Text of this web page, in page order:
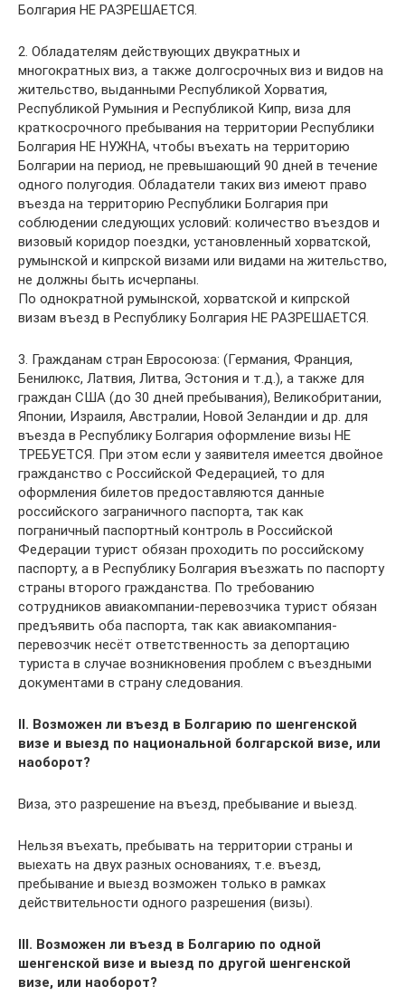
Болгария НЕ РАЗРЕШАЕТСЯ.
2. Обладателям действующих двукратных и
многократных виз, а также долгосрочных виз и видов на
жительство, выданными Республикой Хорватия,
Республикой Румыния и Республикой Кипр, виза для
краткосрочного пребывания на территории Республики
Болгария НЕ НУЖНА, чтобы въехать на территорию
Болгарии на период, не превышающий 90 дней в течение
одного полугодия. Обладатели таких виз имеют право
въезда на территорию Республики Болгария при
соблюдении следующих условий: количество въездов и
визовый коридор поездки, установленный хорватской,
румынской и кипрской визами или видами на жительство,
не должны быть исчерпаны.
По однократной румынской, хорватской и кипрской
визам въезд в Республику Болгария НЕ РАЗРЕШАЕТСЯ.
3. Гражданам стран Евросоюза: (Германия, Франция,
Бенилюкс, Латвия, Литва, Эстония и т.д.), а также для
граждан США (до 30 дней пребывания), Великобритании,
Японии, Израиля, Австралии, Новой Зеландии и др. для
въезда в Республику Болгария оформление визы НЕ
ТРЕБУЕТСЯ. При этом если у заявителя имеется двойное
гражданство с Российской Федерацией, то для
оформления билетов предоставляются данные
российского заграничного паспорта, так как
пограничный паспортный контроль в Российской
Федерации турист обязан проходить по российскому
паспорту, а в Республику Болгария въезжать по паспорту
страны второго гражданства. По требованию
сотрудников авиакомпании-перевозчика турист обязан
предъявить оба паспорта, так как авиакомпания-
перевозчик несёт ответственность за депортацию
туриста в случае возникновения проблем с въездными
документами в страну следования.
II. Возможен ли въезд в Болгарию по шенгенской
визе и выезд по национальной болгарской визе, или
наоборот?
Виза, это разрешение на въезд, пребывание и выезд.
Нельзя въехать, пребывать на территории страны и
выехать на двух разных основаниях, т.е. въезд,
пребывание и выезд возможен только в рамках
действительности одного разрешения (визы).
III. Возможен ли въезд в Болгарию по одной
шенгенской визе и выезд по другой шенгенской
визе, или наоборот?